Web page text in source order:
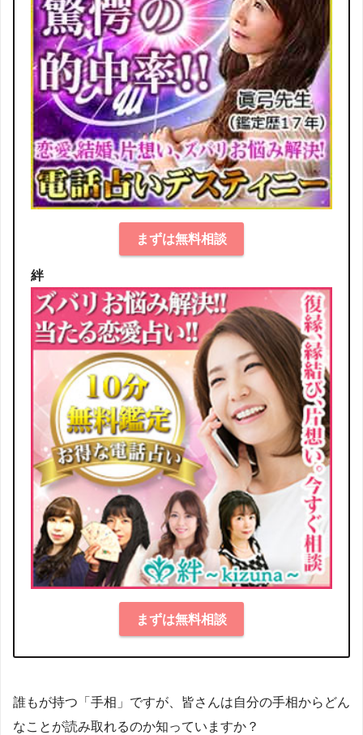
まずは無料相談
絆
まずは無料相談
誰もが持つ「手相」ですが、皆さんは自分の手相からどん
なことが読み取れるのか知っていますか？